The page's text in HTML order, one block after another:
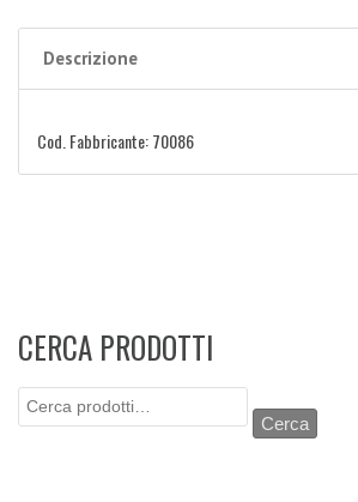
Descrizione
Cod. Fabbricante: 70086
CERCA PRODOTTI
Cerca:
Cerca